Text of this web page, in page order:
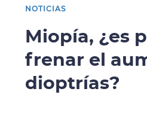
NOTICIAS
Miopía, ¿es
frenar el
dioptrías?